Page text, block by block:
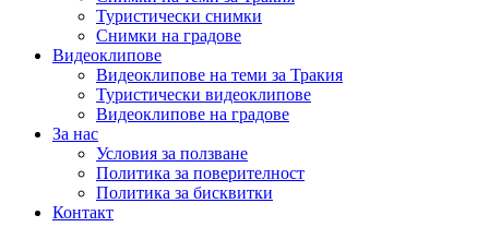
Туристически снимки
Снимки на градове
Видеоклипове
Видеоклипове на теми за Тракия
Туристически видеоклипове
Видеоклипове на градове
За нас
Условия за ползване
Политика за поверителност
Политика за бисквитки
Контакт